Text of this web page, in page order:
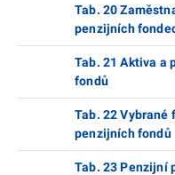
Tab. 20
penzijních
Tab. 21 Aktiva a
fondů
Tab. 22
penzijních fondů
Tab. 23 Penzijní